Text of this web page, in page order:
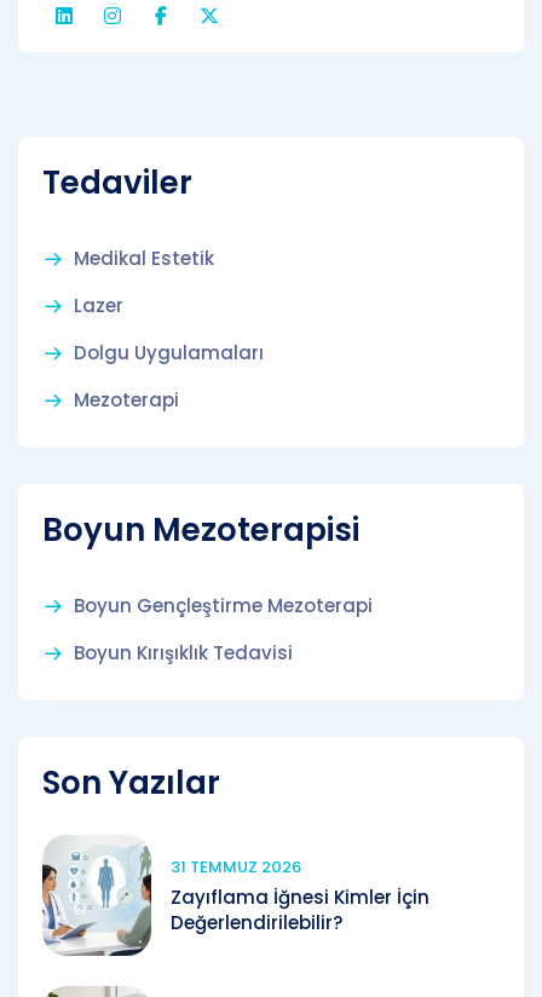
Tedaviler
Medikal Estetik
Lazer
Dolgu Uygulamaları
Mezoterapi
Boyun Mezoterapisi
Boyun Gençleştirme Mezoterapi
Boyun Kırışıklık Tedavisi
Son Yazılar
31 TEMMUZ 2026
Zayıflama İğnesi Kimler İçin
Değerlendirilebilir?